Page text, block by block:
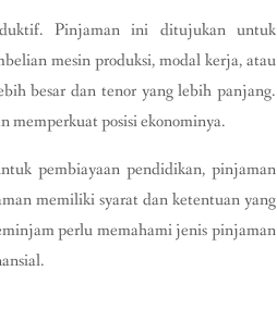
Pinjaman ini ditujukan untuk
mesin produksi, modal kerja, atau
besar dan tenor yang lebih panjang.
posisi ekonominya.
pembiayaan pendidikan, pinjaman
memiliki syarat dan ketentuan yang
perlu memahami jenis pinjaman